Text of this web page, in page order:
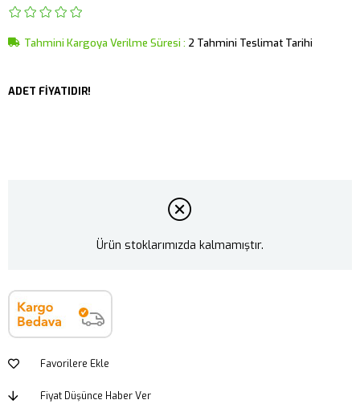
Tahmini Kargoya Verilme Süresi : 2 Tahmini Teslimat Tarihi
ADET FİYATIDIR!
Ürün stoklarımızda kalmamıştır.
Favorilere Ekle
Fiyat Düşünce Haber Ver